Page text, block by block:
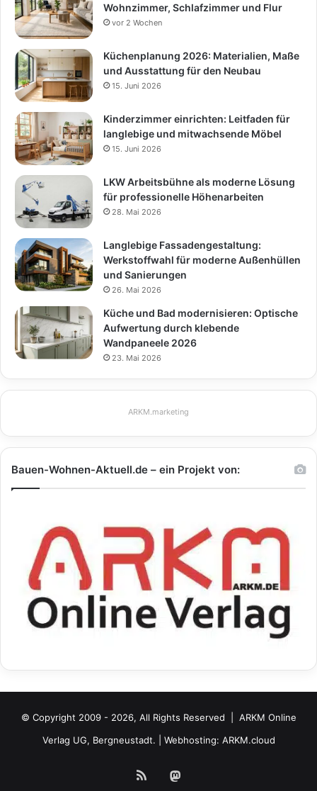
Wohnzimmer, Schlafzimmer und Flur
vor 2 Wochen
Küchenplanung 2026: Materialien, Maße
und Ausstattung für den Neubau
15. Juni 2026
Kinderzimmer einrichten: Leitfaden für
langlebige und mitwachsende Möbel
15. Juni 2026
LKW Arbeitsbühne als moderne Lösung
für professionelle Höhenarbeiten
28. Mai 2026
Langlebige Fassadengestaltung:
Werkstoffwahl für moderne Außenhüllen
und Sanierungen
26. Mai 2026
Küche und Bad modernisieren: Optische
Aufwertung durch klebende
Wandpaneele 2026
23. Mai 2026
ARKM.marketing
Bauen-Wohnen-Aktuell.de – ein Projekt von:
© Copyright 2009 - 2026, All Rights Reserved | ARKM Online
Verlag UG, Bergneustadt. | Webhosting: ARKM.cloud
RSS